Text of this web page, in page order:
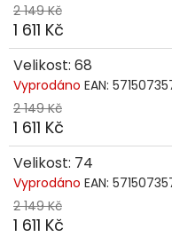
2 149 Kč
1 611 Kč
Velikost: 68
Vyprodáno EAN:
2 149 Kč
1 611 Kč
Velikost: 74
Vyprodáno EAN:
2 149 Kč
1 611 Kč